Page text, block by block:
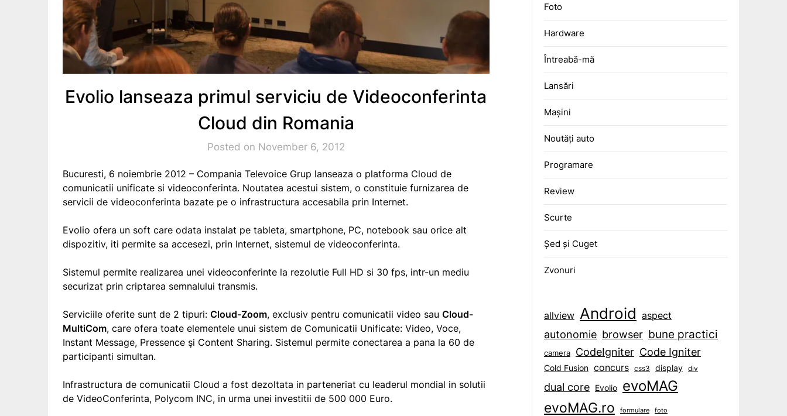
Evolio lanseaza primul serviciu de Videoconferinta
Cloud din Romania
Posted on November 6, 2012
Bucuresti, 6 noiembrie 2012 – Compania Televoice Grup lanseaza o platforma Cloud de
comunicatii unificate si videoconferinta. Noutatea acestui sistem, o constituie furnizarea de
servicii de videoconferinta bazate pe o infrastructura accesabila prin Internet.
Evolio ofera un soft care odata instalat pe tableta, smartphone, PC, notebook sau orice alt
dispozitiv, iti permite sa accesezi, prin Internet, sistemul de videoconferinta.
Sistemul permite realizarea unei videoconferinte la rezolutie Full HD si 30 fps, intr-un mediu
securizat prin criptarea semnalului transmis.
Serviciile oferite sunt de 2 tipuri: Cloud-Zoom, exclusiv pentru comunicatii video sau Cloud-
MultiCom, care ofera toate elementele unui sistem de Comunicatii Unificate: Video, Voce,
Instant Message, Pressence şi Content Sharing. Sistemul permite conectarea a pana la 60 de
participanti simultan.
Infrastructura de comunicatii Cloud a fost dezoltata in parteneriat cu leaderul mondial in solutii
de VideoConferinta, Polycom INC, in urma unei investitii de 500 000 Euro.
Foto
Hardware
Întreabă-mă
Lansări
Mașini
Noutăți auto
Programare
Review
Scurte
Șed și Cuget
Zvonuri
allview Android aspect
autonomie browser bune practici
camera CodeIgniter Code Igniter
Cold Fusion concurs css3 display div
dual core Evolio evoMAG
evoMAG.ro formulare foto